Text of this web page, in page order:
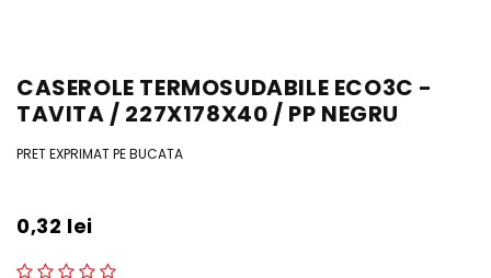
CASEROLE TERMOSUDABILE ECO3C -
TAVITA / 227X178X40 / PP NEGRU
PRET EXPRIMAT PE BUCATA
0,32 lei